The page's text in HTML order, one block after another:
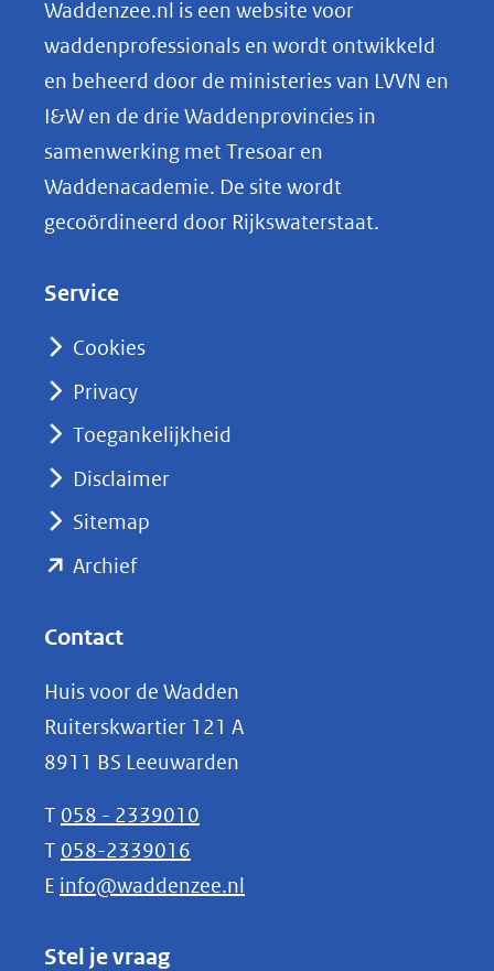
o
p
k
e
nieuw
naar
Waddenzee.nl is een website voor
waddenprofessionals en wordt ontwikkeld
en beheerd door de ministeries van LVVN en
I&W en de drie Waddenprovincies in
samenwerking met Tresoar en
Waddenacademie. De site wordt
gecoördineerd door Rijkswaterstaat.
Service
Cookies
Privacy
Toegankelijkheid
Disclaimer
Sitemap
Archief(opent
(verwijst
naar
een
andere
website)
Contact
Huis voor de Wadden
Ruiterskwartier 121 A
8911 BS Leeuwarden
T 058 - 2339010
T 058-2339016
E info@waddenzee.nl
Stel je vraag